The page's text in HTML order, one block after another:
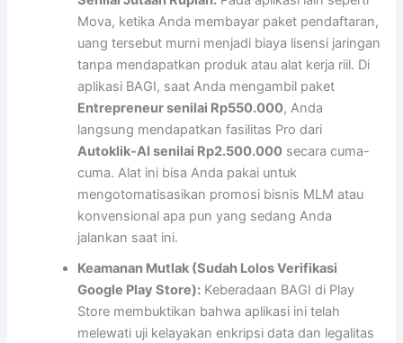
Mova, ketika Anda membayar paket pendaftaran,
uang tersebut murni menjadi biaya lisensi jaringan
tanpa mendapatkan produk atau alat kerja riil. Di
aplikasi BAGI, saat Anda mengambil paket
Entrepreneur senilai Rp550.000, Anda
langsung mendapatkan fasilitas Pro dari
Autoklik-AI senilai Rp2.500.000 secara cuma-
cuma. Alat ini bisa Anda pakai untuk
mengotomatisasikan promosi bisnis MLM atau
konvensional apa pun yang sedang Anda
jalankan saat ini.
Keamanan Mutlak (Sudah Lolos Verifikasi
Google Play Store): Keberadaan BAGI di Play
Store membuktikan bahwa aplikasi ini telah
melewati uji kelayakan enkripsi data dan legalitas